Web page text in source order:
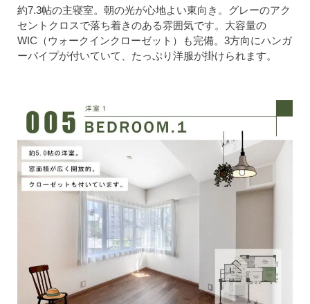
約7.3帖の主寝室。朝の光が心地よい東向き。グレーのアク
セントクロスで落ち着きのある雰囲気です。大容量の
WIC（ウォークインクローゼット）も完備。3方向にハンガ
ーパイプが付いていて、たっぷり洋服が掛けられます。